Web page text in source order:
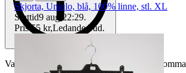
Varan är begagnad och defekter kan förekomma
Skjorta, Uniqlo, blå, 100% linne, stl. XL
Sluttid9 aug 22:29.
Pris:55 kr,Ledande bud.